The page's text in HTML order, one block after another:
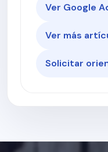
Ver Google
Ver más
Solicitar